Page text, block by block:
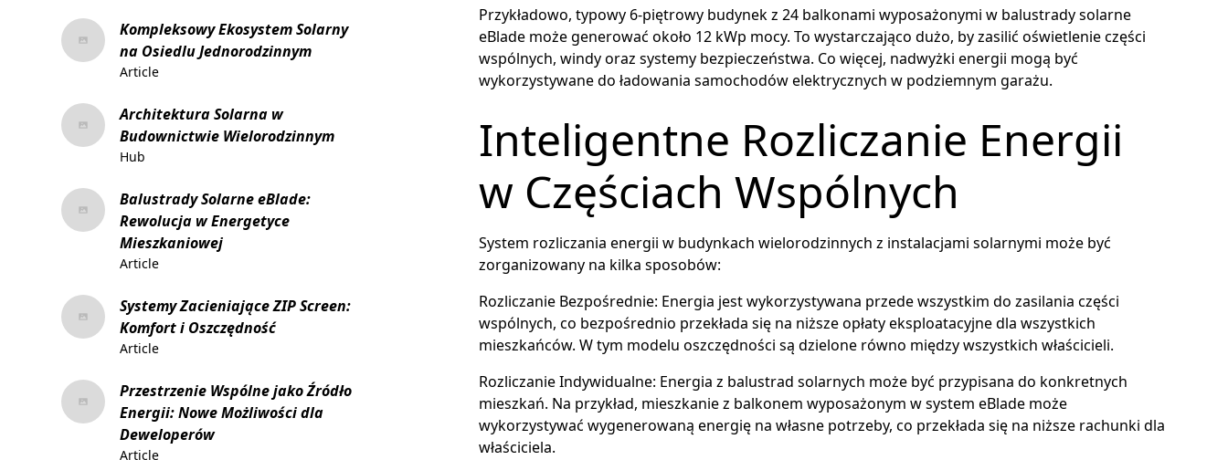
Kompleksowy Ekosystem Solarny
na Osiedlu Jednorodzinnym
Article
Architektura Solarna w
Budownictwie Wielorodzinnym
Hub
Balustrady Solarne eBlade:
Rewolucja w Energetyce
Mieszkaniowej
Article
Systemy Zacieniające ZIP Screen:
Komfort i Oszczędność
Article
Przestrzenie Wspólne jako Źródło
Energii: Nowe Możliwości dla
Deweloperów
Article
Przykładowo, typowy 6-piętrowy budynek z 24 balkonami wyposażonymi w balustrady solarne
eBlade może generować około 12 kWp mocy. To wystarczająco dużo, by zasilić oświetlenie części
wspólnych, windy oraz systemy bezpieczeństwa. Co więcej, nadwyżki energii mogą być
wykorzystywane do ładowania samochodów elektrycznych w podziemnym garażu.
Inteligentne Rozliczanie Energii
w Częściach Wspólnych
System rozliczania energii w budynkach wielorodzinnych z instalacjami solarnymi może być
zorganizowany na kilka sposobów:
Rozliczanie Bezpośrednie: Energia jest wykorzystywana przede wszystkim do zasilania części
wspólnych, co bezpośrednio przekłada się na niższe opłaty eksploatacyjne dla wszystkich
mieszkańców. W tym modelu oszczędności są dzielone równo między wszystkich właścicieli.
Rozliczanie Indywidualne: Energia z balustrad solarnych może być przypisana do konkretnych
mieszkań. Na przykład, mieszkanie z balkonem wyposażonym w system eBlade może
wykorzystywać wygenerowaną energię na własne potrzeby, co przekłada się na niższe rachunki dla
właściciela.